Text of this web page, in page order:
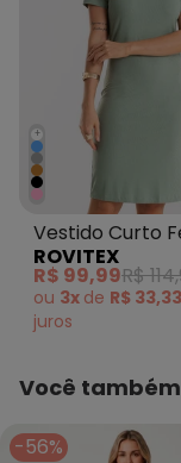
+
Vestido Curto
Ribana
Verde
ROVITEX
R$ 99,99R$
ou 3x de R$ 33,33
juros
Você
-56%